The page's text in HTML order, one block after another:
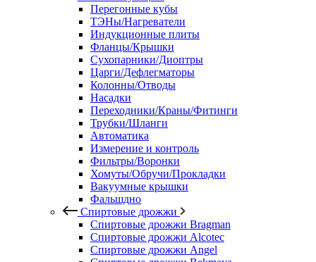
Перегонные кубы
ТЭНы/Нагреватели
Индукционные плиты
Фланцы/Крышки
Сухопарники/Диоптры
Царги/Дефлегматоры
Колонны/Отводы
Насадки
Переходники/Краны/Фитинги
Трубки/Шланги
Автоматика
Измерение и контроль
Фильтры/Воронки
Хомуты/Обручи/Прокладки
Вакуумные крышки
Фальшдно
Спиртовые дрожжи
Спиртовые дрожжи Bragman
Спиртовые дрожжи Alcotec
Спиртовые дрожжи Angel